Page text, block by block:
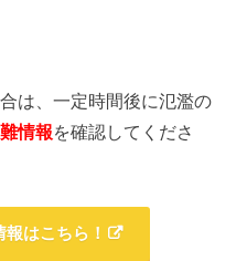
は、一定時間後に氾濫の
情報を確認してくださ
はこちら！